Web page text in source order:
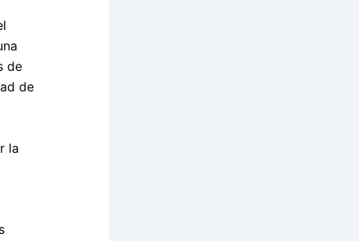
de
de
la